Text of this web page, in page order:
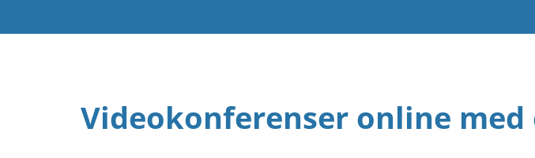
Videokonferenser online